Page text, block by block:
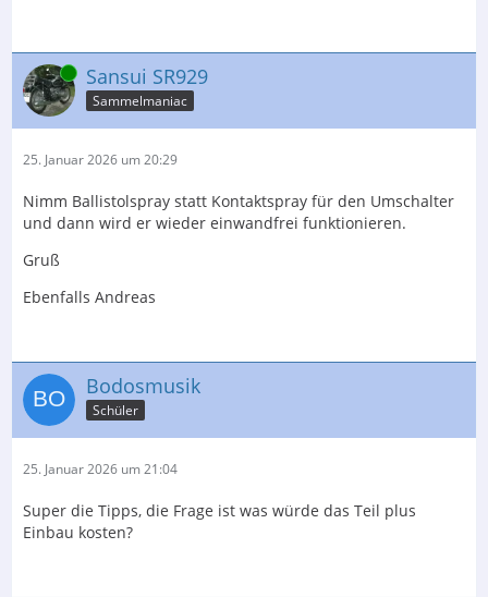
Online Sansui SR929
Sammelmaniac
25. Januar 2026 um 20:29
Nimm Ballistolspray statt Kontaktspray für den Umschalter
und dann wird er wieder einwandfrei funktionieren.
Gruß
Ebenfalls Andreas
Bodosmusik
Schüler
25. Januar 2026 um 21:04
Super die Tipps, die Frage ist was würde das Teil plus
Einbau kosten?